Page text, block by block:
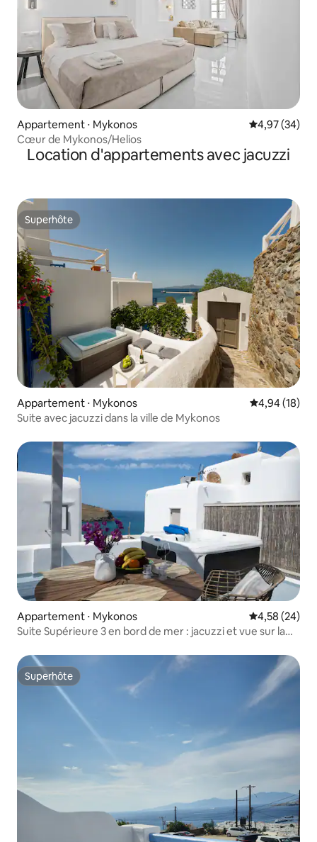
Appartement ⋅ Mykonos Évaluation
4,97 (34)
Cœur de Mykonos/Helios
Location d'appartements avec jacuzzi
Superhôte
Superhôte
Appartement ⋅ Mykonos Évaluation
4,94 (18)
Suite avec jacuzzi dans la ville de Mykonos
Appartement ⋅ Mykonos Évaluation
4,58 (24)
Suite Supérieure 3 en bord de mer : jacuzzi et vue sur la
Superhôte
Superhôte